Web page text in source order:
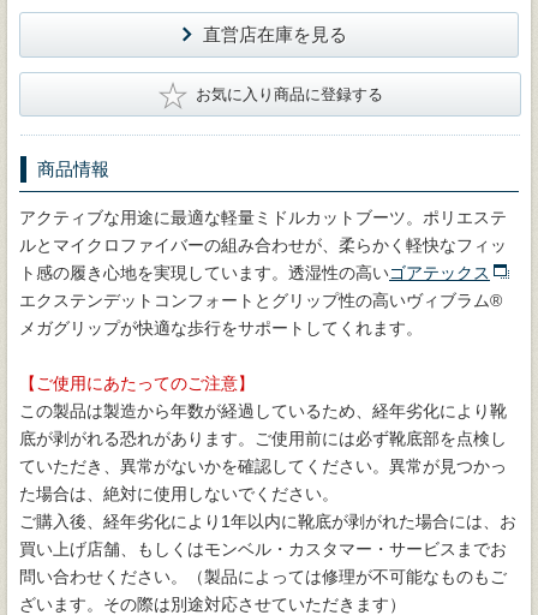
直営店在庫を見る
★ お気に入り商品に登録する
商品情報
アクティブな用途に最適な軽量ミドルカットブーツ。ポリエステ
ルとマイクロファイバーの組み合わせが、柔らかく軽快なフィッ
ト感の履き心地を実現しています。透湿性の高いゴアテックス
エクステンデットコンフォートとグリップ性の高いヴィブラム®
メガグリップが快適な歩行をサポートしてくれます。
【ご使用にあたってのご注意】
この製品は製造から年数が経過しているため、経年劣化により靴
底が剥がれる恐れがあります。ご使用前には必ず靴底部を点検し
ていただき、異常がないかを確認してください。異常が見つかっ
た場合は、絶対に使用しないでください。
ご購入後、経年劣化により1年以内に靴底が剥がれた場合には、お
買い上げ店舗、もしくはモンベル・カスタマー・サービスまでお
問い合わせください。（製品によっては修理が不可能なものもご
ざいます。その際は別途対応させていただきます）